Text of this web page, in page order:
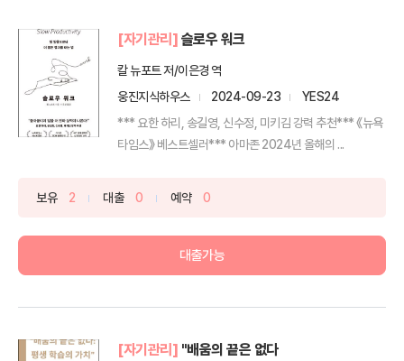
[자기관리] 슬로우 워크
칼 뉴포트 저/이은경 역
웅진지식하우스
2024-09-23
YES24
*** 요한 하리, 송길영, 신수정, 미키김 강력 추천*** 《뉴욕
타임스》 베스트셀러*** 아마존 2024년 올해의 ...
보유 2 대출 0 예약 0
대출가능
[자기관리] "배움의 끝은 없다